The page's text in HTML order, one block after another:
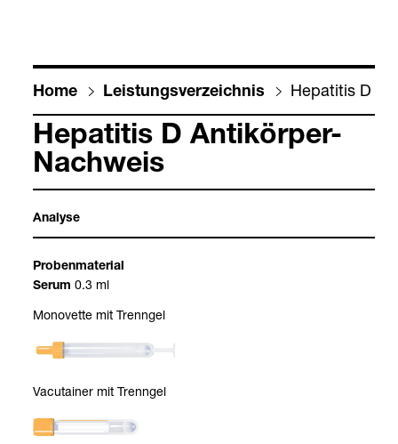
Home Leis­tungs­ver­zeich­nis Hepa­ti­tis D
Hepa­ti­tis D Anti­kör­per-​
Nach­weis
Ana­lyse
Pro­ben­ma­te­rial
Serum 0.3 ml
Mono­vette mit Trenn­gel
Vacu­tai­ner mit Trenn­gel